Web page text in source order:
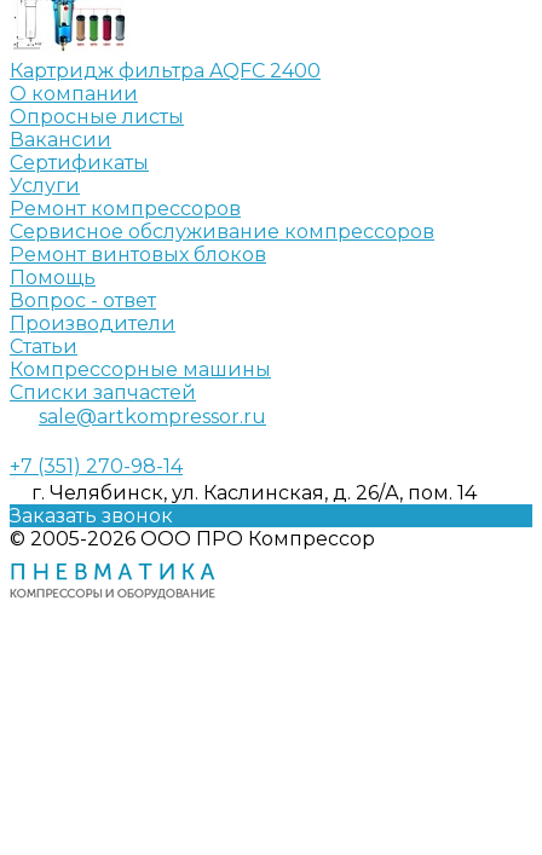
Картридж фильтра AQFC 2400
О компании
Опросные листы
Вакансии
Сертификаты
Услуги
Ремонт компрессоров
Сервисное обслуживание компрессоров
Ремонт винтовых блоков
Помощь
Вопрос - ответ
Производители
Статьи
Компрессорные машины
Списки запчастей
sale@artkompressor.ru
+7 (351) 270-98-14
г. Челябинск, ул. Каслинская, д. 26/А, пом. 14
Заказать звонок
© 2005-2026 ООО ПРО Компрессор